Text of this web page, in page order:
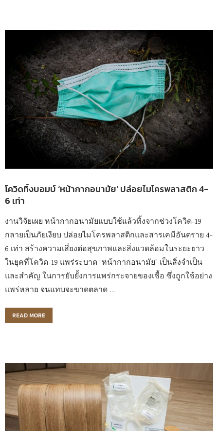
โควิดทิ้งบอมบ์ ‘หน้ากากอนามัย’ ปล่อยไมโครพลาสติก 4-
6 เท่า
งานวิจัยเผย หน้ากากอนามัยแบบใช้แล้วทิ้งจากช่วงโควิด-19
กลายเป็นภัยเงียบ ปล่อยไมโครพลาสติกและสารเคมีอันตราย 4-
6 เท่า สร้างความเสี่ยงต่อสุขภาพและสิ่งแวดล้อมในระยะยาว
ในยุคที่โควิด-19 แพร่ระบาด “หน้ากากอนามัย” เป็นสิ่งจำเป็น
และสำคัญ ในการยับยั้งการแพร่กระจายของเชื้อ ซึ่งถูกใช้อย่าง
แพร่หลาย จนแทบจะขาดตลาด …
READ MORE